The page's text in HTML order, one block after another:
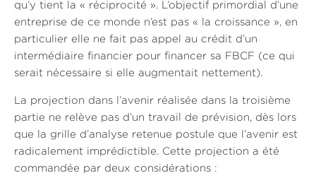
qu’y tient la « réciprocité ». L’objectif primordial d’une
entreprise de ce monde n’est pas « la croissance », en
particulier elle ne fait pas appel au crédit d’un
intermédiaire financier pour financer sa FBCF (ce qui
serait nécessaire si elle augmentait nettement).
La projection dans l’avenir réalisée dans la troisième
partie ne relève pas d’un travail de prévision, dès lors
que la grille d’analyse retenue postule que l’avenir est
radicalement imprédictible. Cette projection a été
commandée par deux considérations :